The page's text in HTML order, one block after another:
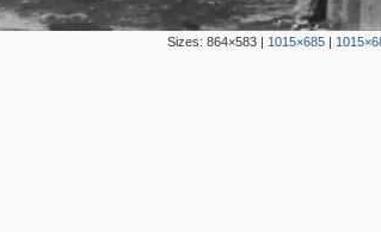
Sizes: 864×583| 1015×685|